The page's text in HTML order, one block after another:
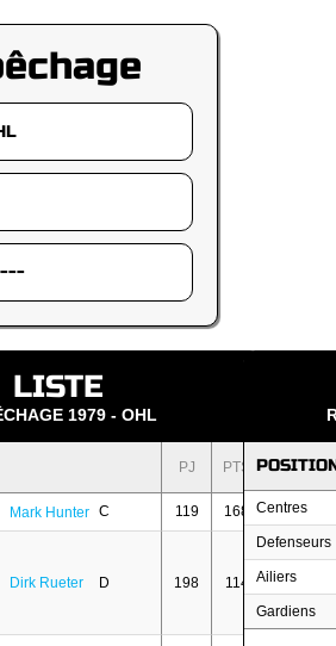
LISTE
1979 - OHL
PJ PTS
Mark Hunter C 119 168
Dirk Rueter D 198 114
Centres
Defenseurs
Ailiers
Gardiens